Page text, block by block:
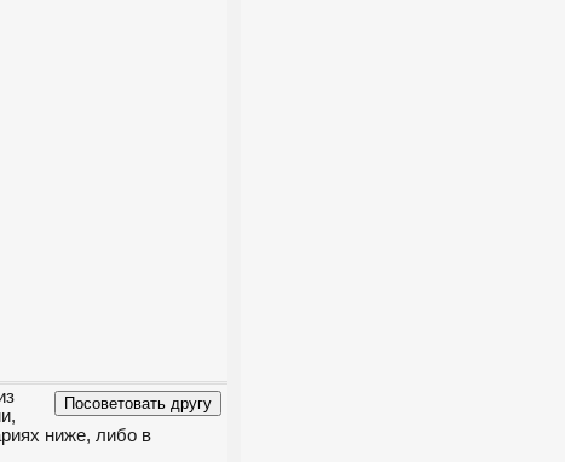
ниже, либо в